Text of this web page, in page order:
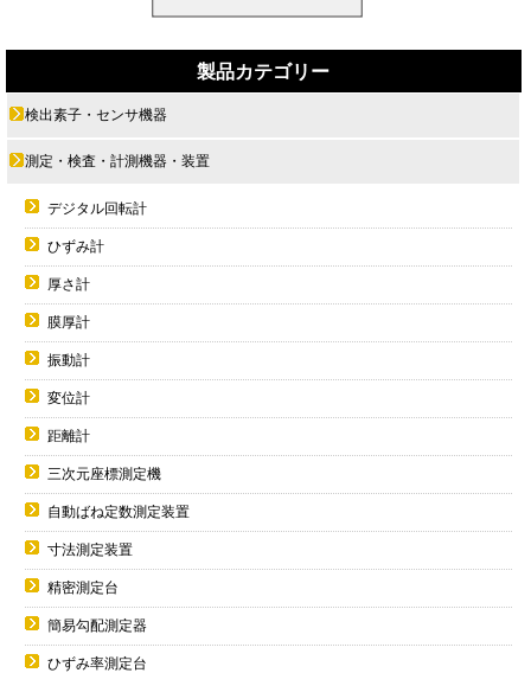
製品カテゴリー
検出素子・センサ機器
測定・検査・計測機器・装置
デジタル回転計
ひずみ計
厚さ計
膜厚計
振動計
変位計
距離計
三次元座標測定機
自動ばね定数測定装置
寸法測定装置
精密測定台
簡易勾配測定器
ひずみ率測定台